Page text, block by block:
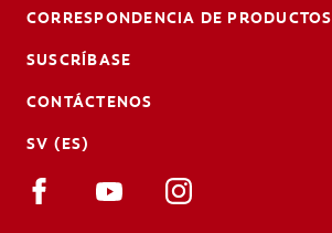
CORRESPONDENCIA DE PRODUCTOS
SUSCRÍBASE
CONTÁCTENOS
SV (ES)